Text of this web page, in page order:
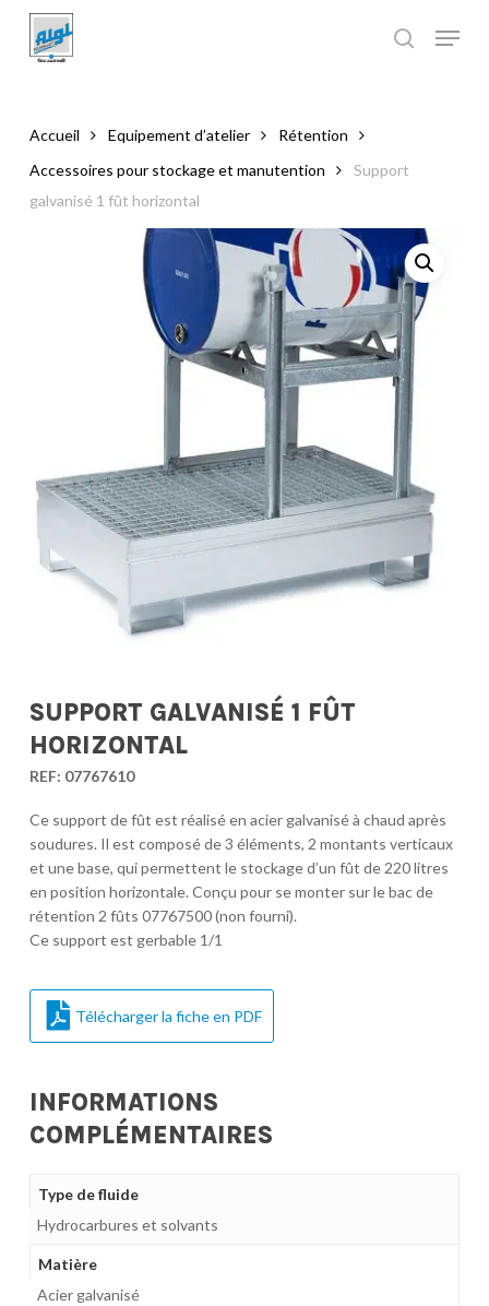
main
Accueil Equipement d’atelier
Rétention
Accessoires pour stockage et manutention
Support
galvanisé 1 fût horizontal
SUPPORT GALVANISÉ 1 FÛT
HORIZONTAL
REF: 07767610
Ce support de fût est réalisé en acier galvanisé à chaud après
soudures. Il est composé de 3 éléments, 2 montants verticaux
et une base, qui permettent le stockage d’un fût de 220 litres
en position horizontale. Conçu pour se monter sur le bac de
rétention 2 fûts 07767500 (non fourni).
Ce support est gerbable 1/1
Télécharger la fiche en PDF
INFORMATIONS
COMPLÉMENTAIRES
Type de fluide
Hydrocarbures et solvants
Matière
Acier galvanisé